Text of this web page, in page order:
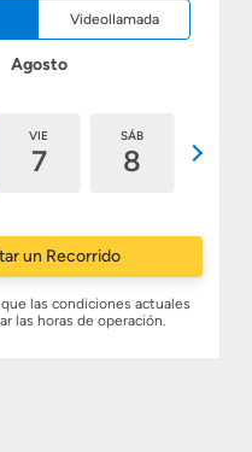
Videollamada
Agosto
VIE
7
SÁB
8
un Recorrido
las condiciones actuales
las horas de operación.